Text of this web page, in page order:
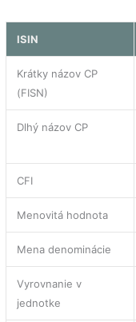
ISIN
Krátky názov CP
(FISN)
Dlhý názov CP
CFI
Menovitá hodnota
Mena denominácie
Vyrovnanie v
jednotke